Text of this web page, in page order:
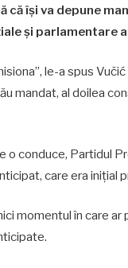
că își va depune
și parlamentare
le-a spus
mandat, al doilea
o conduce, Partidul
care era inițial
momentul în care